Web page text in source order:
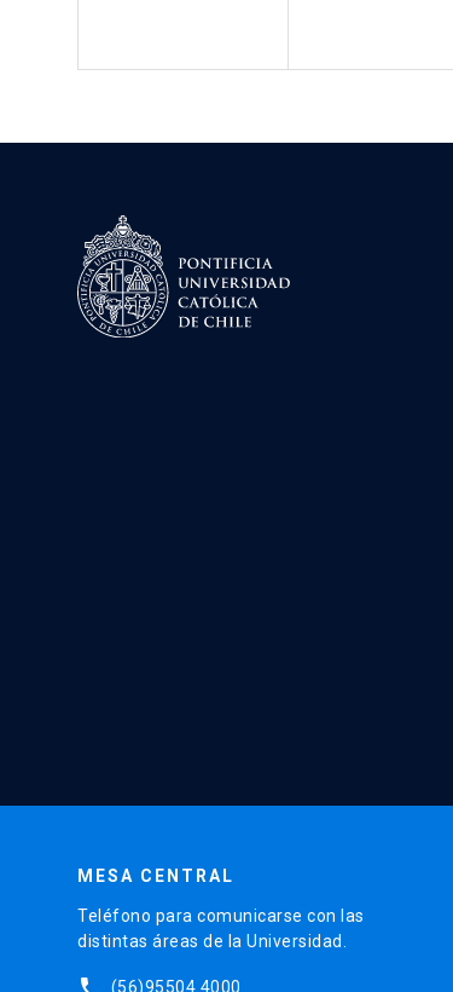
MESA CENTRAL
Teléfono para comunicarse con las
distintas áreas de la Universidad.
(56)95504 4000